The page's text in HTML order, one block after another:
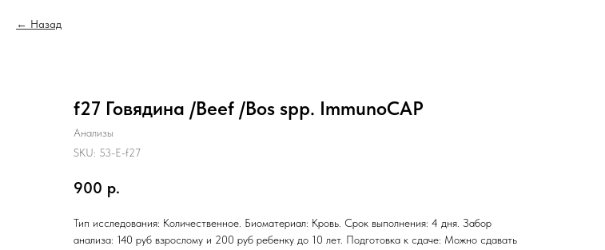
Назад
f27 Говядина /Beef /Bos spp. ImmunoCAP
Анализы
SKU: 53-E-f27
900 р.
Тип исследования: Количественное. Биоматериал: Кровь. Срок выполнения: 4 дня. Забор
анализа: 140 руб взрослому и 200 руб ребенку до 10 лет. Подготовка к сдаче: Можно сдавать